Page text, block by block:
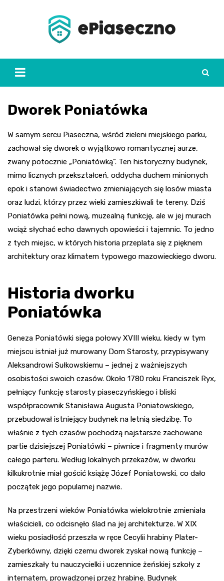
Dworek Poniatówka
W samym sercu Piaseczna, wśród zieleni miejskiego parku,
zachował się dworek o wyjątkowo romantycznej aurze,
zwany potocznie „Poniatówką”. Ten historyczny budynek,
mimo licznych przekształceń, oddycha duchem minionych
epok i stanowi świadectwo zmieniających się losów miasta
oraz ludzi, którzy przez wieki zamieszkiwali te tereny. Dziś
Poniatówka pełni nową, muzealną funkcję, ale w jej murach
wciąż słychać echo dawnych opowieści i tajemnic. To jedno
z tych miejsc, w których historia przeplata się z pięknem
architektury oraz klimatem typowego mazowieckiego dworu.
Historia dworku
Poniatówka
Geneza Poniatówki sięga połowy XVIII wieku, kiedy w tym
miejscu istniał już murowany Dom Starosty, przypisywany
Aleksandrowi Sułkowskiemu – jednej z ważniejszych
osobistości swoich czasów. Około 1780 roku Franciszek Ryx,
pełniący funkcję starosty piaseczyńskiego i bliski
współpracownik Stanisława Augusta Poniatowskiego,
przebudował istniejący budynek na letnią siedzibę. To
właśnie z tych czasów pochodzą najstarsze zachowane
partie dzisiejszej Poniatówki – piwnice i fragmenty murów
całego parteru. Według lokalnych przekazów, w dworku
kilkukrotnie miał gościć książę Józef Poniatowski, co dało
początek jego popularnej nazwie.
Na przestrzeni wieków Poniatówka wielokrotnie zmieniała
właścicieli, co odcisnęło ślad na jej architekturze. W XIX
wieku posiadłość przeszła w ręce Cecylii hrabiny Plater-
Zyberkówny, dzięki czemu dworek zyskał nową funkcję –
zamieszkały tu nauczycielki i uczennice żeńskiej szkoły z
internatem, prowadzonej przez hrabinę. Budynek